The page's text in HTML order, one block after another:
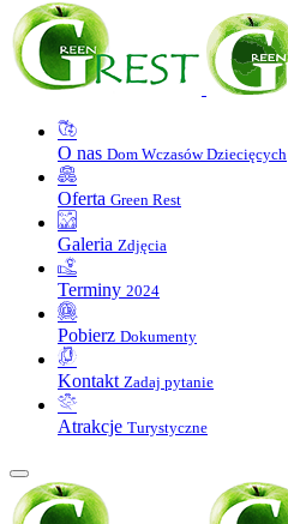
O nas Dom Wczasów Dziecięcych
Oferta Green Rest
Galeria Zdjęcia
Terminy 2024
Pobierz Dokumenty
Kontakt Zadaj pytanie
Atrakcje Turystyczne